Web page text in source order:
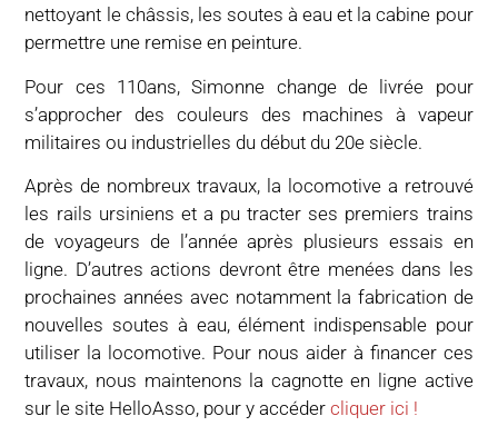
nettoyant le châssis, les soutes à eau et la cabine pour
permettre une remise en peinture.
Pour ces 110ans, Simonne change de livrée pour
s’approcher des couleurs des machines à vapeur
militaires ou industrielles du début du 20e siècle.
Après de nombreux travaux, la locomotive a retrouvé
les rails ursiniens et a pu tracter ses premiers trains
de voyageurs de l’année après plusieurs essais en
ligne. D’autres actions devront être menées dans les
prochaines années avec notamment la fabrication de
nouvelles soutes à eau, élément indispensable pour
utiliser la locomotive. Pour nous aider à financer ces
travaux, nous maintenons la cagnotte en ligne active
sur le site HelloAsso, pour y accédercliquer ici !